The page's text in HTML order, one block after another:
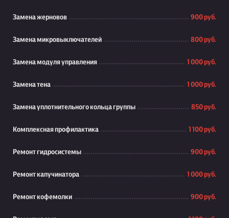
Замена жерновов 900 руб.
Замена микровыключателей 800 руб.
Замена модуля управления 1 000 руб.
Замена тена 1 000 руб.
Замена уплотнительного кольца группы 850 руб.
Комплексная профилактика 1 100 руб.
Ремонт гидросистемы 900 руб.
Ремонт капучинатора 1 000 руб.
Ремонт кофемолки 900 руб.